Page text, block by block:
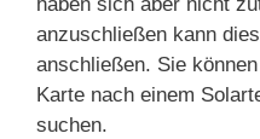
anzuschließen kann
anschließen. Sie
Karte nach einem
suchen.